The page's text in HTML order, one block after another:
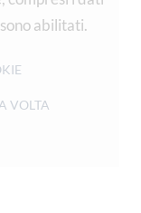
abilitati.
VOLTA